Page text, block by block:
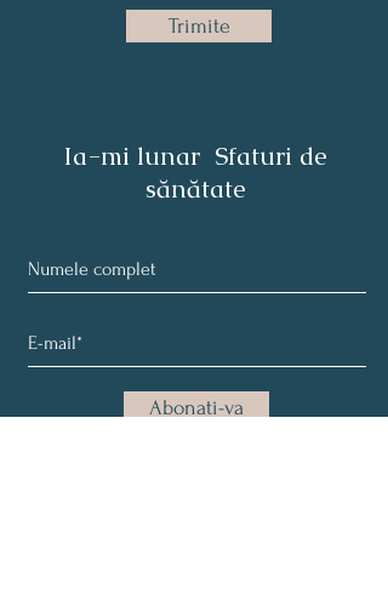
Trimite
Ia-mi lunar Sfaturi de
sănătate
Abonati-va